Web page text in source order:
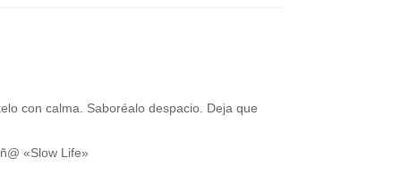
con calma. Saboréalo despacio. Deja que
«Slow Life»